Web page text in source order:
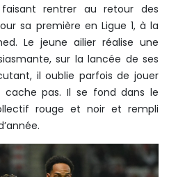
rentrer au retour des
sa première en Ligue 1, à la
Le jeune ailier réalise une
sur la lancée de ses
il oublie parfois de jouer
pas. Il se fond dans le
rouge et noir et rempli